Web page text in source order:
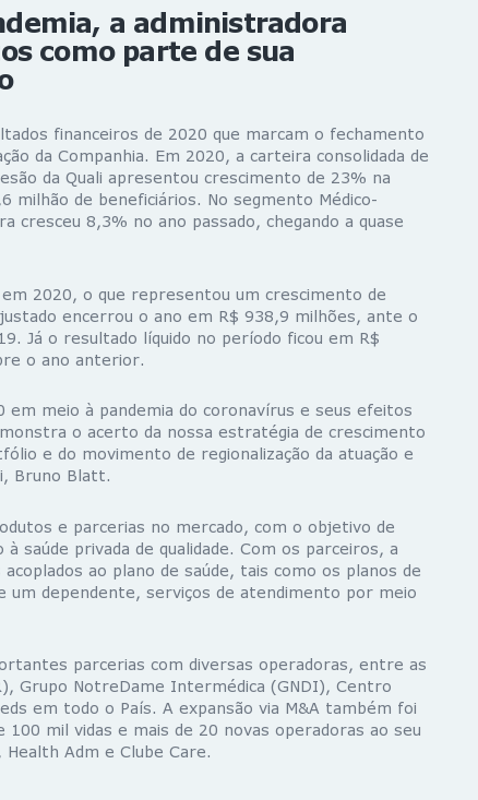
a administradora
como parte de sua
financeiros de 2020 que marcam o fechamento
da Companhia. Em 2020, a carteira consolidada de
da Quali apresentou crescimento de 23% na
milhão de beneficiários. No segmento Médico-
cresceu 8,3% no ano passado, chegando a quase
2020, o que representou um crescimento de
encerrou o ano em R$ 938,9 milhões, ante o
Já o resultado líquido no período ficou em R$
o ano anterior.
meio à pandemia do coronavírus e seus efeitos
o acerto da nossa estratégia de crescimento
e do movimento de regionalização da atuação e
Bruno Blatt.
e parcerias no mercado, com o objetivo de
saúde privada de qualidade. Com os parceiros, a
ao plano de saúde, tais como os planos de
um dependente, serviços de atendimento por meio
parcerias com diversas operadoras, entre as
Grupo NotreDame Intermédica (GNDI), Centro
em todo o País. A expansão via M&A também foi
100 mil vidas e mais de 20 novas operadoras ao seu
Adm e Clube Care.